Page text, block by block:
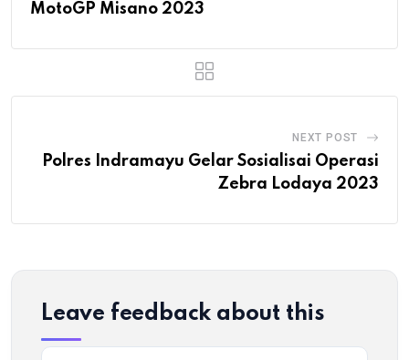
MotoGP Misano 2023
NEXT POST
Polres Indramayu Gelar Sosialisai Operasi
Zebra Lodaya 2023
Leave feedback about this